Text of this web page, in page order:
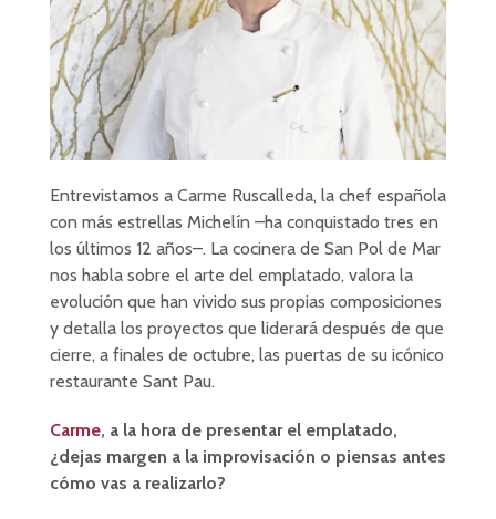
Entrevistamos a Carme Ruscalleda, la chef española
con más estrellas Michelín –ha conquistado tres en
los últimos 12 años–. La cocinera de San Pol de Mar
nos habla sobre el arte del emplatado, valora la
evolución que han vivido sus propias composiciones
y detalla los proyectos que liderará después de que
cierre, a finales de octubre, las puertas de su icónico
restaurante Sant Pau.
Carme, a la hora de presentar el emplatado,
¿dejas margen a la improvisación o piensas antes
cómo vas a realizarlo?